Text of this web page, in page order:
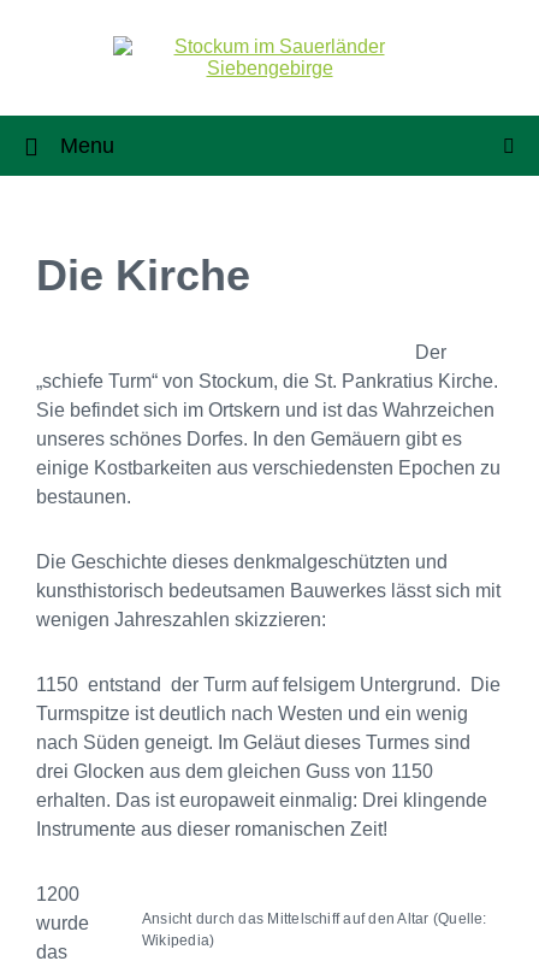
Menu
Die Kirche
Der
„schiefe Turm“ von Stockum, die St. Pankratius Kirche.
Sie befindet sich im Ortskern und ist das Wahrzeichen
unseres schönes Dorfes. In den Gemäuern gibt es
einige Kostbarkeiten aus verschiedensten Epochen zu
bestaunen.
Die Geschichte dieses denkmalgeschützten und
kunsthistorisch bedeutsamen Bauwerkes lässt sich mit
wenigen Jahreszahlen skizzieren:
1150 entstand der Turm auf felsigem Untergrund. Die
Turmspitze ist deutlich nach Westen und ein wenig
nach Süden geneigt. Im Geläut dieses Turmes sind
drei Glocken aus dem gleichen Guss von 1150
erhalten. Das ist europaweit einmalig: Drei klingende
Instrumente aus dieser romanischen Zeit!
Ansicht durch das Mittelschiff auf den Altar (Quelle:
Wikipedia)
1200
wurde
das